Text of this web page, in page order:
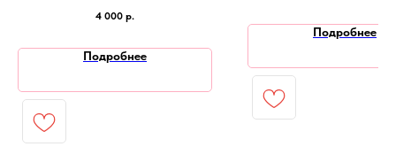
4 000 р.
Подробнее
Подробнее